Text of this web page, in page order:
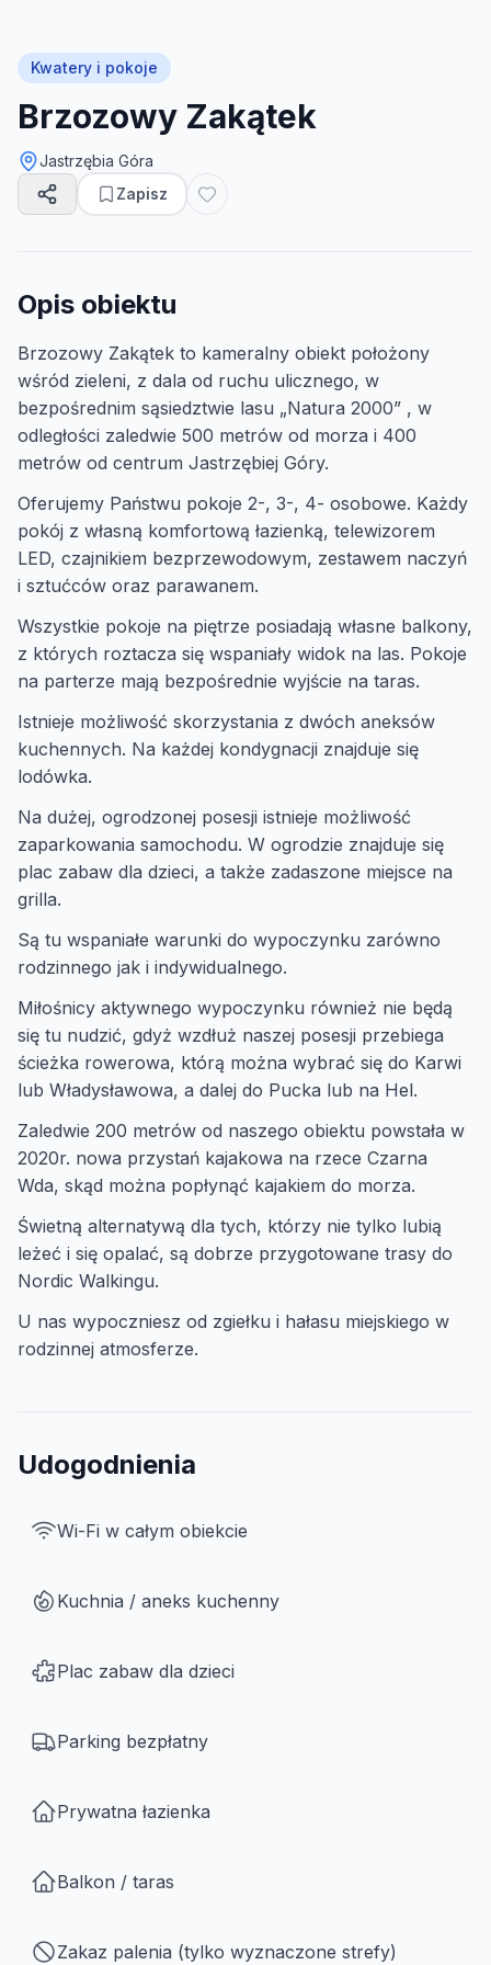
Kwatery i pokoje
Brzozowy Zakątek
Jastrzębia Góra
Zapisz
Opis obiektu
Brzozowy Zakątek to kameralny obiekt położony
wśród zieleni, z dala od ruchu ulicznego, w
bezpośrednim sąsiedztwie lasu „Natura 2000” , w
odległości zaledwie 500 metrów od morza i 400
metrów od centrum Jastrzębiej Góry.
Oferujemy Państwu pokoje 2-, 3-, 4- osobowe. Każdy
pokój z własną komfortową łazienką, telewizorem
LED, czajnikiem bezprzewodowym, zestawem naczyń
i sztućców oraz parawanem.
Wszystkie pokoje na piętrze posiadają własne balkony,
z których roztacza się wspaniały widok na las. Pokoje
na parterze mają bezpośrednie wyjście na taras.
Istnieje możliwość skorzystania z dwóch aneksów
kuchennych. Na każdej kondygnacji znajduje się
lodówka.
Na dużej, ogrodzonej posesji istnieje możliwość
zaparkowania samochodu. W ogrodzie znajduje się
plac zabaw dla dzieci, a także zadaszone miejsce na
grilla.
Są tu wspaniałe warunki do wypoczynku zarówno
rodzinnego jak i indywidualnego.
Miłośnicy aktywnego wypoczynku również nie będą
się tu nudzić, gdyż wzdłuż naszej posesji przebiega
ścieżka rowerowa, którą można wybrać się do Karwi
lub Władysławowa, a dalej do Pucka lub na Hel.
Zaledwie 200 metrów od naszego obiektu powstała w
2020r. nowa przystań kajakowa na rzece Czarna
Wda, skąd można popłynąć kajakiem do morza.
Świetną alternatywą dla tych, którzy nie tylko lubią
leżeć i się opalać, są dobrze przygotowane trasy do
Nordic Walkingu.
U nas wypoczniesz od zgiełku i hałasu miejskiego w
rodzinnej atmosferze.
Udogodnienia
Wi-Fi w całym obiekcie
Kuchnia / aneks kuchenny
Plac zabaw dla dzieci
Parking bezpłatny
Prywatna łazienka
Balkon / taras
Zakaz palenia (tylko wyznaczone strefy)